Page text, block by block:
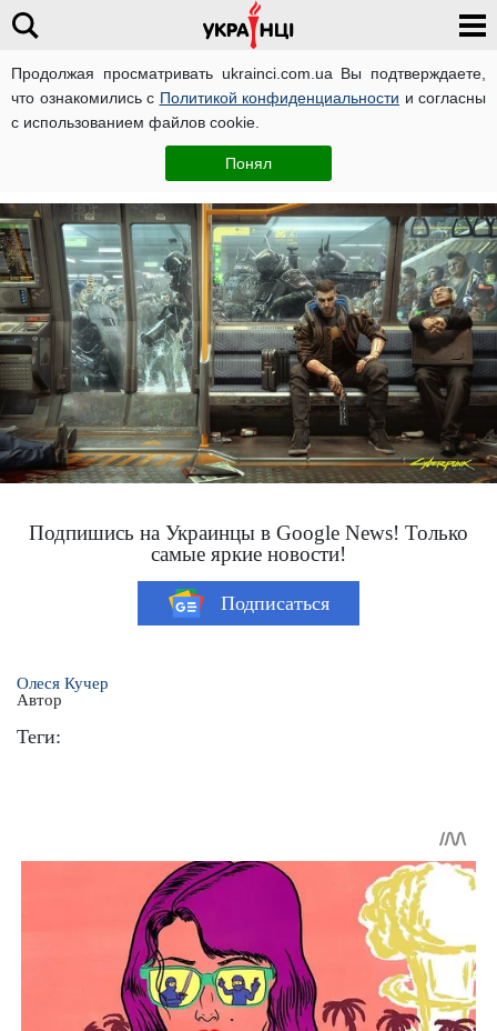
Продолжая просматривать ukrainci.com.ua Вы подтверждаете,
что ознакомились с Политикой конфиденциальности и согласны
с использованием файлов cookie.
Понял
Развлечения
Подпишись на Украинцы в Google News! Только
самые яркие новости!
Подписаться
Олеся Кучер
Автор
Теги: